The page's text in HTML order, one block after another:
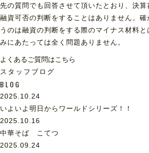
先の質問でも回答させて頂いたとおり、決
融資可否の判断をすることはありません。
うのは融資の判断をする際のマイナス材料
みにあたっては全く問題ありません。
よくあるご質問はこちら
スタッフブログ
BLOG
2025.10.24
いよいよ明日からワールドシリーズ！！
2025.10.16
中華そば こてつ
2025.09.24